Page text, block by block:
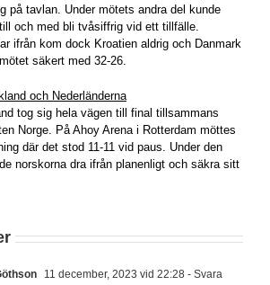
på tavlan. Under mötets andra del kunde
och med bli tvåsiffrig vid ett tillfälle.
ifrån kom dock Kroatien aldrig och Danmark
säkert med 32-26.
och Nederländerna
tog sig hela vägen till final tillsammans
Norge. På Ahoy Arena i Rotterdam möttes
där det stod 11-11 vid paus. Under den
norskorna dra ifrån planenligt och säkra sitt
11 december, 2023 vid 22:28 - Svara